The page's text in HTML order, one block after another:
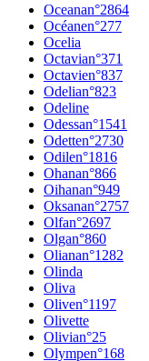
Oceanan°2864
Océanen°277
Ocelia
Octavian°371
Octavien°837
Odelian°823
Odeline
Odessan°1541
Odetten°2730
Odilen°1816
Ohanan°866
Oihanan°949
Oksanan°2757
Olfan°2697
Olgan°860
Olianan°1282
Olinda
Oliva
Oliven°1197
Olivette
Olivian°25
Olympen°168